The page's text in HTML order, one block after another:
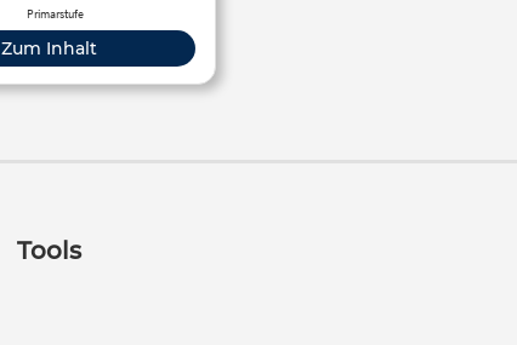
motivieren.
Primarstufe
Zum Inhalt
Tools